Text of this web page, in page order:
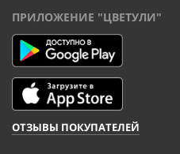
ПРИЛОЖЕНИЕ "ЦВЕТУЛИ"
ОТЗЫВЫ ПОКУПАТЕЛЕЙ